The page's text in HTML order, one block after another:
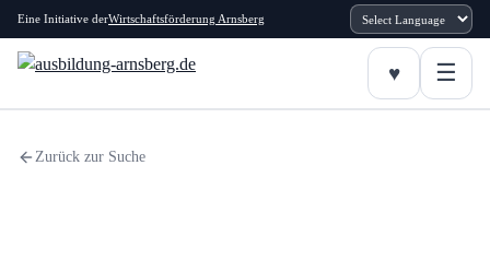
Eine Initiative derWirtschaftsförderung Arnsberg
Zurück zur Suche